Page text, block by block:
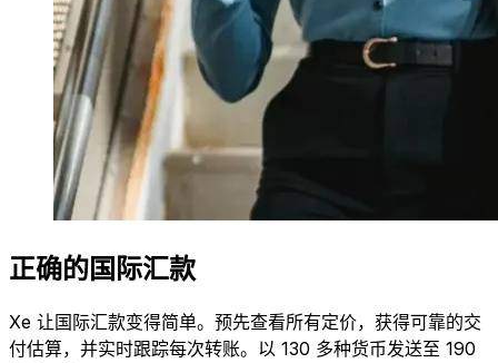
正确的国际汇款
Xe 让国际汇款变得简单。预先查看所有定价，获得可靠的交
付估算，并实时跟踪每次转账。以 130 多种货币发送至 190